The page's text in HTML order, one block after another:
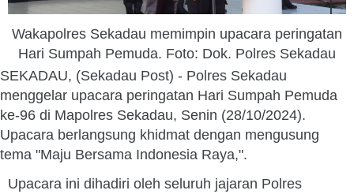
Wakapolres Sekadau memimpin upacara peringatan
Hari Sumpah Pemuda. Foto: Dok. Polres Sekadau
SEKADAU, (Sekadau Post) - Polres Sekadau
menggelar upacara peringatan Hari Sumpah Pemuda
ke-96 di Mapolres Sekadau, Senin (28/10/2024).
Upacara berlangsung khidmat dengan mengusung
tema "Maju Bersama Indonesia Raya,".
Upacara ini dihadiri oleh seluruh jajaran Polres